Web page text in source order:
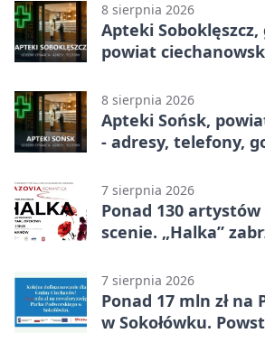
8 sierpnia 2026
Apteki
powiat
8 sierpnia 2026
Apteki Sońsk,
- adresy, telefony,
7 sierpnia 2026
Ponad 130
scenie. „Halka”
7 sierpnia 2026
Ponad 17 mln zł na
w Sokołówku.